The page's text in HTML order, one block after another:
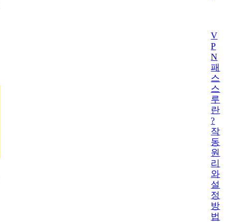
V
P
N
패
스
스
루
란
?
작
동
원
리
와
설
정
방
법